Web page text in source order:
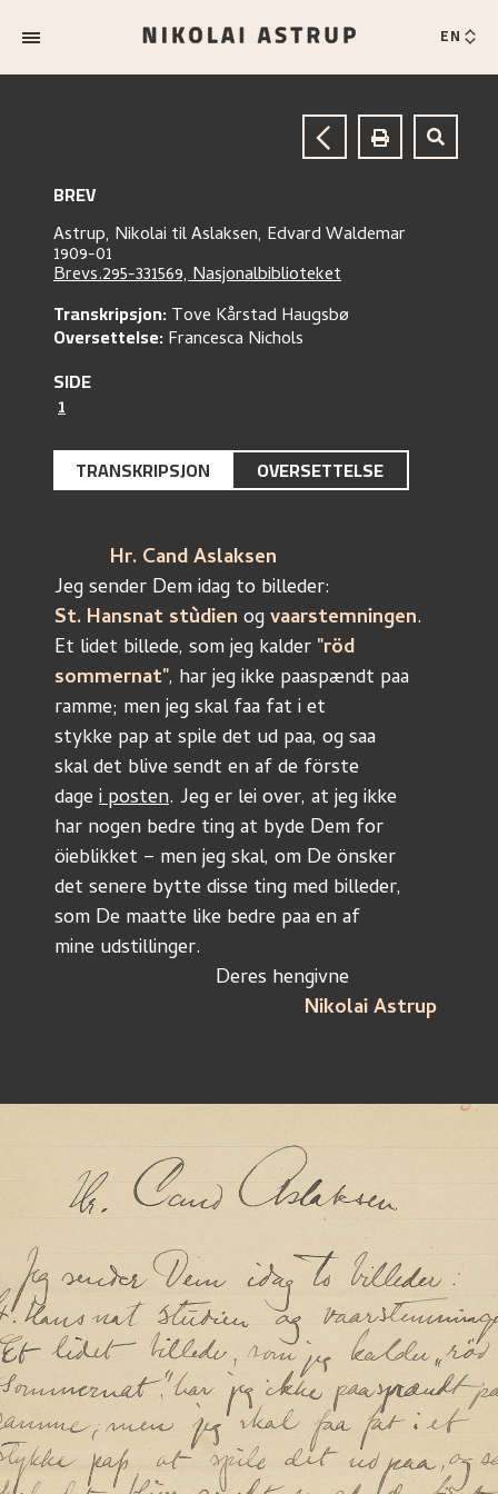
EN
BREV
Astrup, Nikolai tilAslaksen, Edvard Waldemar
1909-01
Brevs.295-331569, Nasjonalbiblioteket
Transkripsjon:Tove Kårstad Haugsbø
Oversettelse:Francesca Nichols
SIDE
1
TRANSKRIPSJON OVERSETTELSE
Hr. Cand Aslaksen
Jeg sender Dem idag to billeder:
St. Hansnat stùdien og vaarstemningen.
Et lidet billede, som jeg kalder "röd
sommernat", har jeg ikke paaspændt paa
ramme; men jeg skal faa fat i et
stykke pap at spile det ud paa, og saa
skal det blive sendt en af de förste
dage i posten. Jeg er lei over, at jeg ikke
har nogen bedre ting at byde Dem for
öieblikket – men jeg skal, om De önsker
det senere bytte disse ting med billeder,
som De maatte like bedre paa en af
mine udstillinger.
                             Deres hengivne
Nikolai Astrup